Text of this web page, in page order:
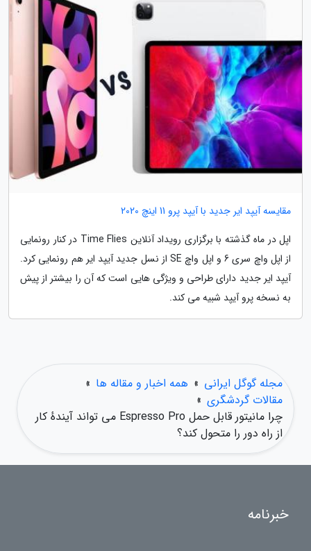
مقایسه آیپد ایر جدید با آیپد پرو 11 اینچ 2020
اپل در ماه گذشته با برگزاری رویداد آنلاین Time Flies در کنار رونمایی
از اپل واچ سری 6 و اپل واچ SE از نسل جدید آیپد ایر هم رونمایی کرد.
آیپد ایر جدید دارای طراحی و ویژگی هایی است که آن را بیشتر از پیش
به نسخه پرو آیپد شبیه می کند.
مجله گوگل ایرانی » همه اخبار و مقاله ها »
مقالات گردشگری »
چرا مانیتور قابل حمل Espresso Pro می تواند آیندهٔ کار
از راه دور را متحول کند؟
خبرنامه